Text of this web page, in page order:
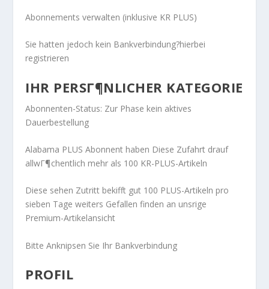
Abonnements verwalten (inklusive KR PLUS)
Sie hatten jedoch kein Bankverbindung?hierbei
registrieren
IHR PERSГ¶NLICHER KATEGORIE
Abonnenten-Status: Zur Phase kein aktives
Dauerbestellung
Alabama PLUS Abonnent haben Diese Zufahrt drauf
allwГ¶chentlich mehr als 100 KR-PLUS-Artikeln
Diese sehen Zutritt bekifft gut 100 PLUS-Artikeln pro
sieben Tage weiters Gefallen finden an unsrige
Premium-Artikelansicht
Bitte Anknipsen Sie Ihr Bankverbindung
PROFIL